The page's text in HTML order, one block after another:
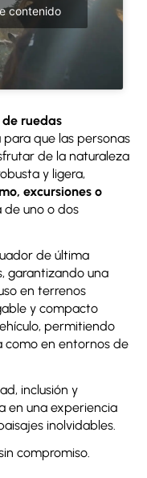
contenido
ruedas
que las personas
de la naturaleza
y ligera,
excursiones o
de uno o dos
de última
garantizando una
en terrenos
y compacto
permitiendo
como en entornos de
inclusión y
en una experiencia
inolvidables.
compromiso.